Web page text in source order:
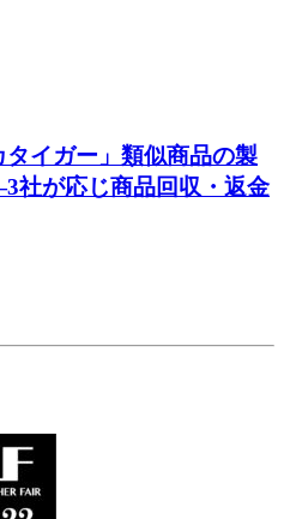
イガー」類似商品の製
が応じ商品回収・返金